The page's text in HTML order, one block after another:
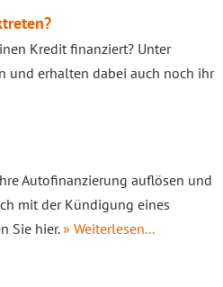
Kredit finanziert? Unter
und erhalten dabei auch noch ihr
Autofinanzierung auflösen und
mit der Kündigung eines
Sie hier.» Weiterlesen...